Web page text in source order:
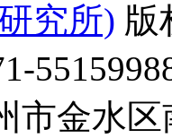
究所) 版
市金水